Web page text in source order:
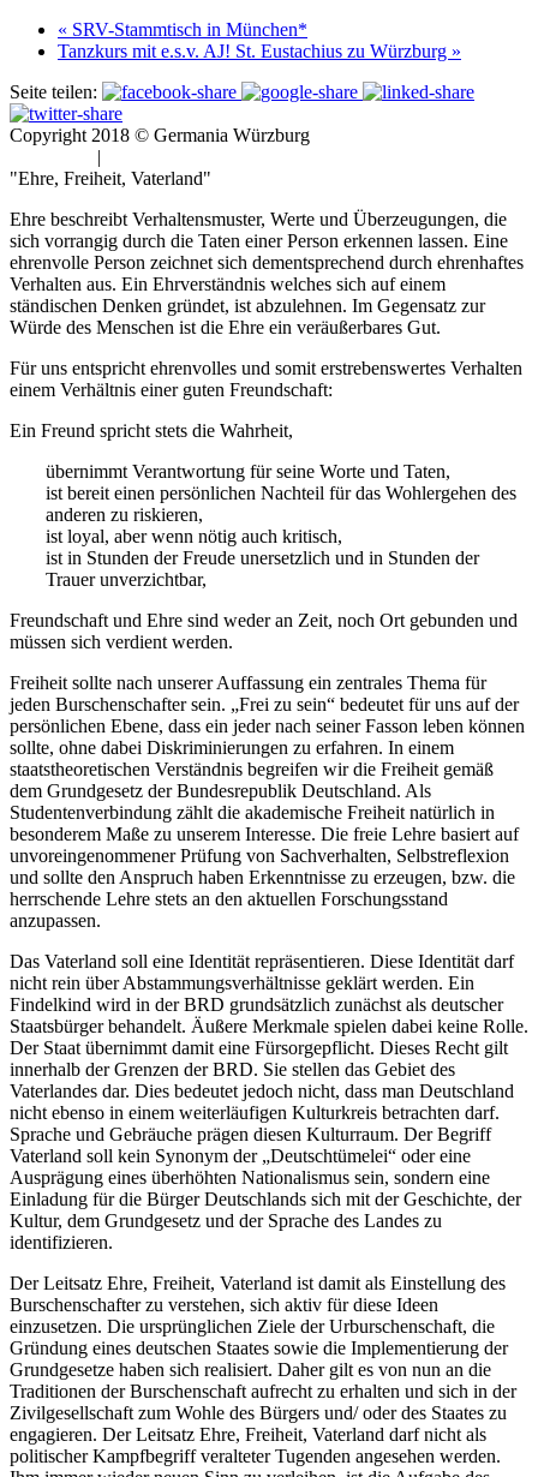
« SRV-Stammtisch in München*
Tanzkurs mit e.s.v. AJ! St. Eustachius zu Würzburg »
Seite teilen:
Copyright 2018 © Germania Würzburg
|
"Ehre, Freiheit, Vaterland"
Ehre beschreibt Verhaltensmuster, Werte und Überzeugungen, die
sich vorrangig durch die Taten einer Person erkennen lassen. Eine
ehrenvolle Person zeichnet sich dementsprechend durch ehrenhaftes
Verhalten aus. Ein Ehrverständnis welches sich auf einem
ständischen Denken gründet, ist abzulehnen. Im Gegensatz zur
Würde des Menschen ist die Ehre ein veräußerbares Gut.
Für uns entspricht ehrenvolles und somit erstrebenswertes Verhalten
einem Verhältnis einer guten Freundschaft:
Ein Freund spricht stets die Wahrheit,
übernimmt Verantwortung für seine Worte und Taten,
ist bereit einen persönlichen Nachteil für das Wohlergehen des
anderen zu riskieren,
ist loyal, aber wenn nötig auch kritisch,
ist in Stunden der Freude unersetzlich und in Stunden der
Trauer unverzichtbar,
Freundschaft und Ehre sind weder an Zeit, noch Ort gebunden und
müssen sich verdient werden.
Freiheit sollte nach unserer Auffassung ein zentrales Thema für
jeden Burschenschafter sein. „Frei zu sein“ bedeutet für uns auf der
persönlichen Ebene, dass ein jeder nach seiner Fasson leben können
sollte, ohne dabei Diskriminierungen zu erfahren. In einem
staatstheoretischen Verständnis begreifen wir die Freiheit gemäß
dem Grundgesetz der Bundesrepublik Deutschland. Als
Studentenverbindung zählt die akademische Freiheit natürlich in
besonderem Maße zu unserem Interesse. Die freie Lehre basiert auf
unvoreingenommener Prüfung von Sachverhalten, Selbstreflexion
und sollte den Anspruch haben Erkenntnisse zu erzeugen, bzw. die
herrschende Lehre stets an den aktuellen Forschungsstand
anzupassen.
Das Vaterland soll eine Identität repräsentieren. Diese Identität darf
nicht rein über Abstammungsverhältnisse geklärt werden. Ein
Findelkind wird in der BRD grundsätzlich zunächst als deutscher
Staatsbürger behandelt. Äußere Merkmale spielen dabei keine Rolle.
Der Staat übernimmt damit eine Fürsorgepflicht. Dieses Recht gilt
innerhalb der Grenzen der BRD. Sie stellen das Gebiet des
Vaterlandes dar. Dies bedeutet jedoch nicht, dass man Deutschland
nicht ebenso in einem weiterläufigen Kulturkreis betrachten darf.
Sprache und Gebräuche prägen diesen Kulturraum. Der Begriff
Vaterland soll kein Synonym der „Deutschtümelei“ oder eine
Ausprägung eines überhöhten Nationalismus sein, sondern eine
Einladung für die Bürger Deutschlands sich mit der Geschichte, der
Kultur, dem Grundgesetz und der Sprache des Landes zu
identifizieren.
Der Leitsatz Ehre, Freiheit, Vaterland ist damit als Einstellung des
Burschenschafter zu verstehen, sich aktiv für diese Ideen
einzusetzen. Die ursprünglichen Ziele der Urburschenschaft, die
Gründung eines deutschen Staates sowie die Implementierung der
Grundgesetze haben sich realisiert. Daher gilt es von nun an die
Traditionen der Burschenschaft aufrecht zu erhalten und sich in der
Zivilgesellschaft zum Wohle des Bürgers und/ oder des Staates zu
engagieren. Der Leitsatz Ehre, Freiheit, Vaterland darf nicht als
politischer Kampfbegriff veralteter Tugenden angesehen werden.